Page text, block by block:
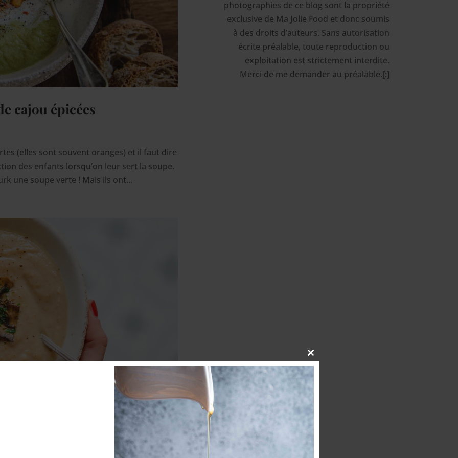
cajou épicées
(elles sont souvent oranges) et il faut dire
des enfants lorsqu’on leur sert la soupe.
une soupe verte ! Mais ils ont...
photographies de ce blog sont la propriété
exclusive de Ma Jolie Food et donc soumis
à des droits d’auteurs. Sans autorisation
écrite préalable, toute reproduction ou
exploitation est strictement interdite.
Merci de me demander au préalable.[:]
Close
this
module